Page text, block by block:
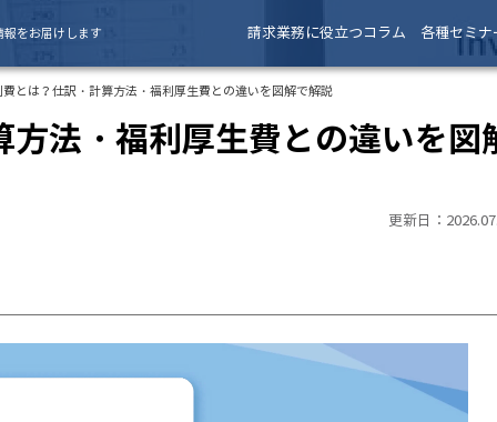
をお届けします 請求業務に役立つコラム 各種セミナ
費とは？仕訳・計算方法・福利厚生費との違いを図解で解説
法・福利厚生費との違いを図
更新日：